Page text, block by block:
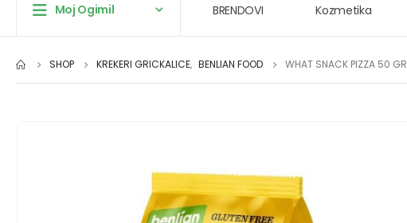
Moj Ogimil BRENDOVI Kozmetika
SHOP KREKERI GRICKALICE, BENLIAN FOOD WHAT SNACK PIZZA 50 GR